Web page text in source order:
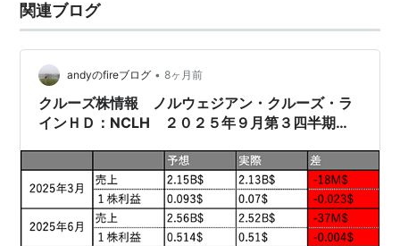
関連ブログ
andyのfireブログ • 8ヶ月前
クルーズ株情報 ノルウェジアン・クルーズ・ラ
インＨＤ：NCLH ２０２５年９月第３四半期